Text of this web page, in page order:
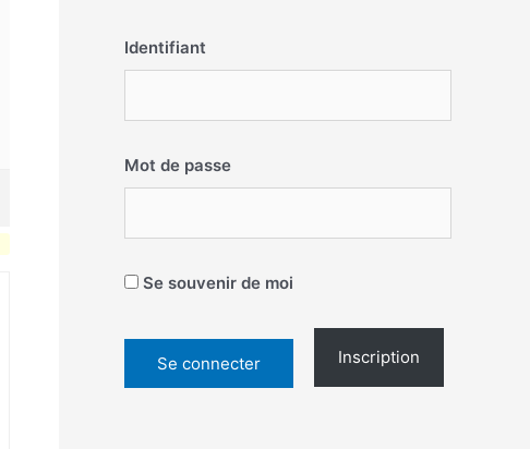
Identifiant
Mot de passe
Se souvenir de moi
Inscription